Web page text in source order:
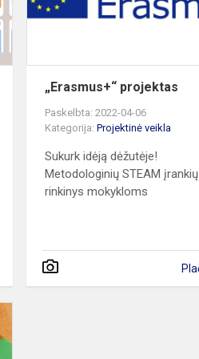
technologijų
„Erasmus+“ projektas
Paskelbta: 2022-04-06
Kategorija:Projektinė veikla
Sukurk idėją dėžutėje!
Metodologinių STEAM įrankių
rinkinys mokykloms
Draugystės
tiltas